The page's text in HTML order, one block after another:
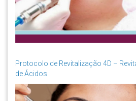
Protocolo de Revitalização 4D –
de Ácidos